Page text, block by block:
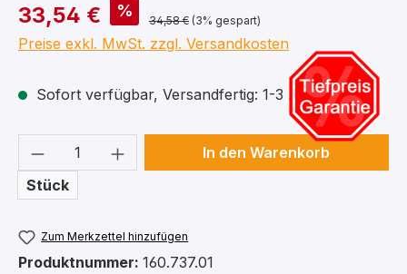
33,54 € %
34,58 € (3% gespart)
Preise exkl. MwSt. zzgl. Versandkosten
Sofort verfügbar, Versandfertig: 1-3 Arbeitstage
Produkt Anzahl: Gib den
Stück
In den Warenkorb
Zum Merkzettel hinzufügen
Produktnummer: 160.737.01